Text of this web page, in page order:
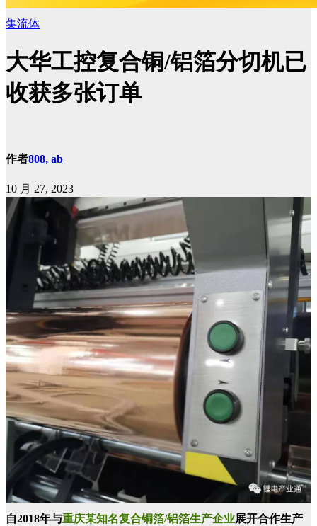
集流体
大华工控复合铜/铝箔分切机已
收获多张订单
作者808, ab
10 月 27, 2023
自2018年与重庆某知名复合铜箔/铝箔生产企业展开合作生产